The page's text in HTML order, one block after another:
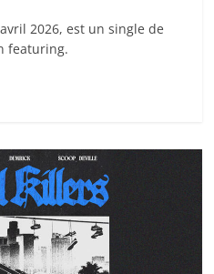
2026, est un single de
featuring.